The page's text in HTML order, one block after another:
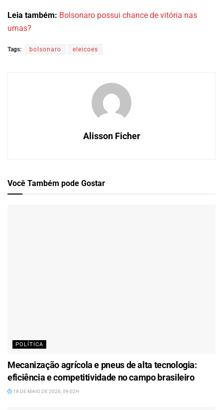
Leia também: Bolsonaro possui chance de vitória nas
urnas?
Tags: bolsonaro eleicoes
Alisson Ficher
Você Também pode Gostar
POLÍTICA
Mecanização agrícola e pneus de alta tecnologia:
eficiência e competitividade no campo brasileiro
18 DE MAIO DE 2026, 09:02H